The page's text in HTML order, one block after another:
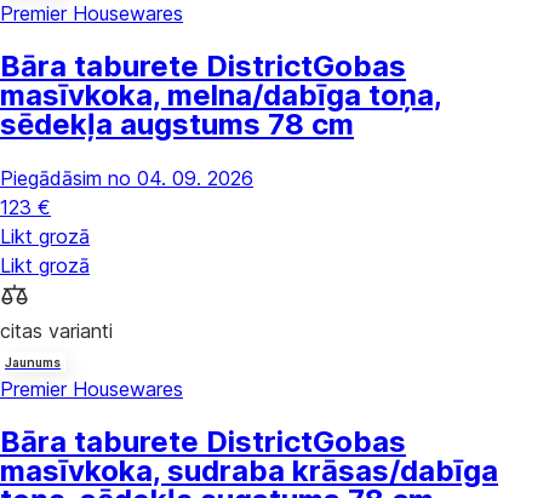
Premier Housewares
Bāra taburete DistrictGobas
masīvkoka, melna/dabīga toņa,
sēdekļa augstums 78 cm
Piegādāsim no 04. 09. 2026
123 €
Likt grozā
Likt grozā
citas varianti
Jaunums
Premier Housewares
Bāra taburete DistrictGobas
masīvkoka, sudraba krāsas/dabīga